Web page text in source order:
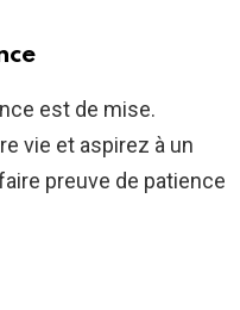
est de mise.
vie et aspirez à un
preuve de patience